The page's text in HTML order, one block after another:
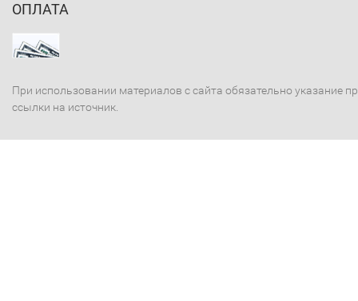
ОПЛАТА
При использовании материалов с сайта обязательно указание
ссылки на источник.